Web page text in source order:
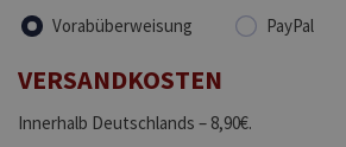
Vorabüberweisung PayPal
VERSANDKOSTEN
Innerhalb Deutschlands – 8,90€.